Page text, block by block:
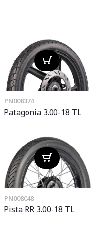
PN008374
Patagonia 3.00-18 TL
PN008048
Pista RR 3.00-18 TL